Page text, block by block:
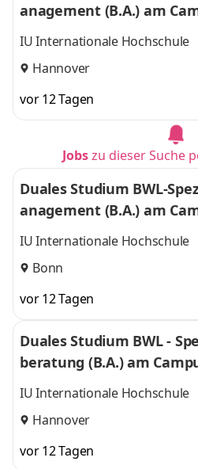
anagement (B.A.) am
IU Internationale Hochschule
Hannover
vor 12 Tagen
Jobszu dieser Suche
Duales Studium BWL-
anagement (B.A.) am
IU Internationale Hochschule
Bonn
vor 12 Tagen
Duales Studium BWL -
beratung (B.A.) am
IU Internationale Hochschule
Hannover
vor 12 Tagen